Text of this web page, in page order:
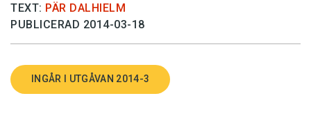
TEXT: PÄR DALHIELM
PUBLICERAD 2014-03-18
INGÅR I UTGÅVAN 2014-3